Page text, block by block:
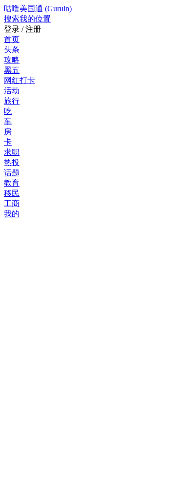
咕噜美国通 (Guruin)
搜索我的位置
登录 / 注册
首页
头条
攻略
黑五
网红打卡
活动
旅行
吃
车
房
卡
求职
热投
话题
教育
移民
工商
我的